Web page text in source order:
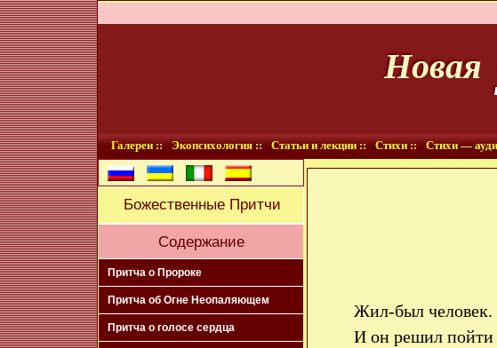
Новая
Галереи :: Экопсихология :: Статьи и лекции :: Стихи :: Стихи —
Божественные Притчи
Содержание
Притча о Пророке
Притча об Огне Неопаляющем
Притча о голосе сердца
Жил-был человек.
И он решил